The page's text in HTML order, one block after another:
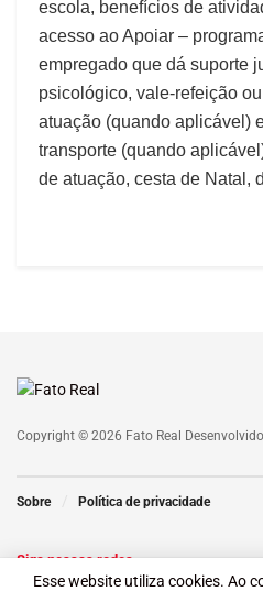
escola, benefícios de
acesso ao Apoiar –
empregado que dá suporte
psicológico, vale-refeição
atuação (quando aplicável)
transporte (quando
de atuação, cesta de Natal,
Copyright © 2026 Fato Real
Sobre Política de privacidade
Siga nossas redes
Esse website utiliza cookies. Ao